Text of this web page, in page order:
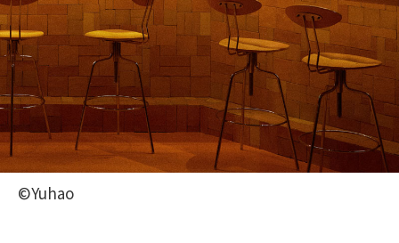
©Yuhao